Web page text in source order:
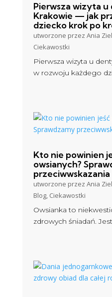
Pierwsza wizyta
Krakowie — jak
dziecko krok po
utworzone przezAnia
Ciekawostki
Pierwsza wizyta u
w rozwoju każdego
Kto nie powinien
owsianych?
przeciwwskazania
utworzone przezAnia
Blog, Ciekawostki
Owsianka to
zdrowych śniadań.